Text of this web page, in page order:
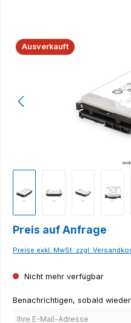
Bildergalerie überspringen
Ausverkauft
Preis auf Anfrage
Preise exkl. MwSt. zzgl.
Nicht mehr verfügbar
Benachrichtigen, sobald